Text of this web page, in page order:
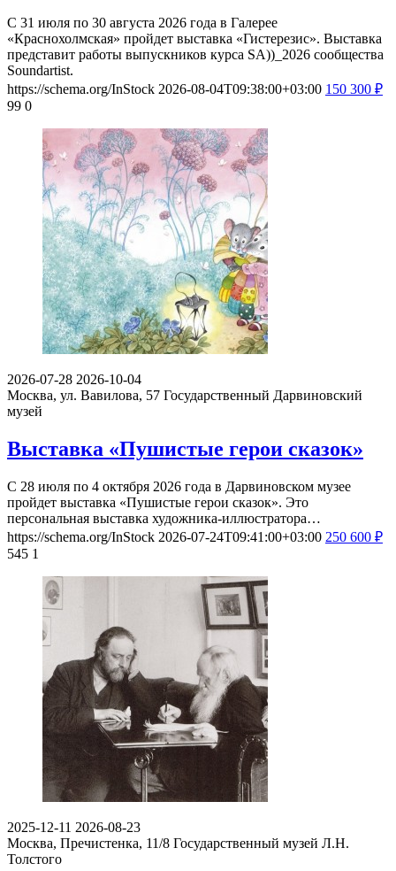
С 31 июля по 30 августа 2026 года в Галерее
«Краснохолмская» пройдет выставка «Гистерезис». Выставка
представит работы выпускников курса SA))_2026 сообщества
Soundartist.
https://schema.org/InStock 2026-08-04T09:38:00+03:00 150 300 ₽
99 0
2026-07-28 2026-10-04
Москва, ул. Вавилова, 57 Государственный Дарвиновский
музей
Выставка «Пушистые герои сказок»
С 28 июля по 4 октября 2026 года в Дарвиновском музее
пройдет выставка «Пушистые герои сказок». Это
персональная выставка художника-иллюстратора…
https://schema.org/InStock 2026-07-24T09:41:00+03:00 250 600 ₽
545 1
2025-12-11 2026-08-23
Москва, Пречистенка, 11/8 Государственный музей Л.Н.
Толстого